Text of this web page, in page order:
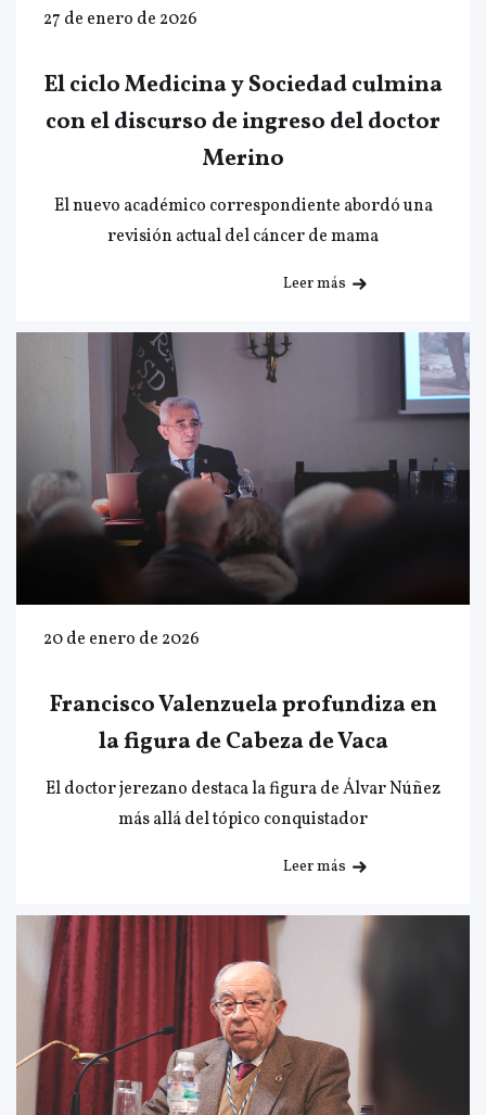
27 de enero de 2026
El ciclo Medicina y Sociedad culmina
con el discurso de ingreso del doctor
Merino
El nuevo académico correspondiente abordó una
revisión actual del cáncer de mama
Leer más
20 de enero de 2026
Francisco Valenzuela profundiza en
la figura de Cabeza de Vaca
El doctor jerezano destaca la figura de Álvar Núñez
más allá del tópico conquistador
Leer más